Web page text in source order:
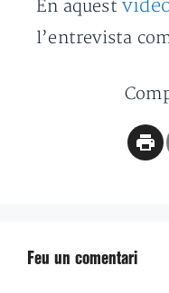
En aquest
l’entrevista
Feu un comentari